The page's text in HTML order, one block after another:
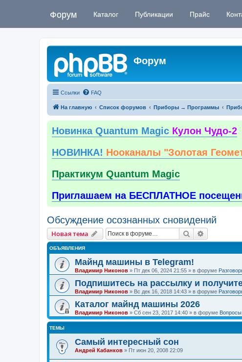
Форум Каталог Публикации Прайс
Форум
Ссылки FAQ
На главную Список форумов Приборы → Программы
Новинка Quantum Magic Кулон Чудо-2
НОВИНКА! Нооканалы "Золотая
Практикум Quantum Magic
Приглашаем на БЕСПЛАТНОЕ
Обсуждение осознанных сновидений
Новая тема Поиск
ОБЪЯВЛЕНИЯ
Майнд машины в Telegram!
Владимир Никонов » Пт дек 06, 2024 21:55 » в форуме
Подпишитесь на рассылку и
Владимир Никонов » Вс дек 16, 2018 14:43 » в форуме
Каталог майнд машины 2026
Владимир Никонов » Сб сен 23, 2017 14:40 » в форуме Вопросы
ТЕМЫ
Самый интересный сон
Андрей Кабанков » Пт июн 20, 2008 22:09